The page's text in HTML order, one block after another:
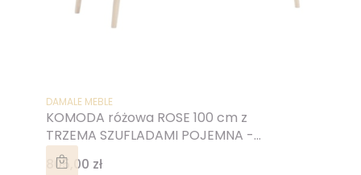
KOMODA różowa ROSE 100 cm z
TRZEMA SZUFLADAMI POJEMNA -
NOGI WYSOKIE DREWNIANE
PRODUCENT
DAMALE MEBLE
Cena
805,00 zł